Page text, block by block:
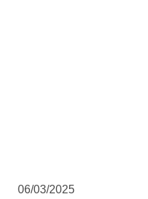
06/03/2025